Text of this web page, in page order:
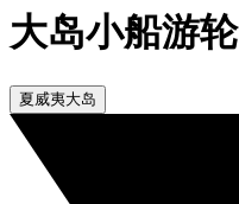
大岛小船游轮
夏威夷大岛